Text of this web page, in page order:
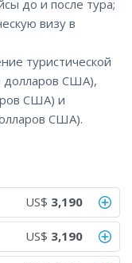
до и после тура;
визу в
туристической
долларов США),
США) и
США).
US$ 3,190
US$ 3,190